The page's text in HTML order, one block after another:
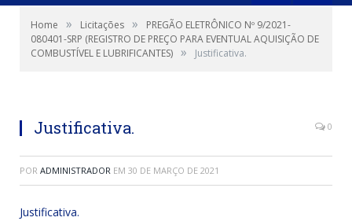
Home » Licitações »
PREGÃO ELETRÔNICO Nº 9/2021-
080401-SRP (REGISTRO DE PREÇO PARA EVENTUAL AQUISIÇÃO DE
COMBUSTÍVEL E LUBRIFICANTES) » Justificativa.
Justificativa. 0
POR ADMINISTRADOR EM 30 DE MARÇO DE 2021
Justificativa.